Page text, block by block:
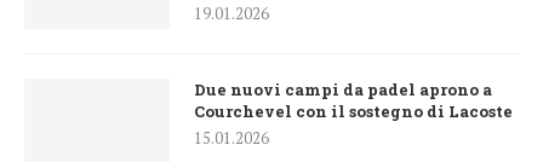
19.01.2026
Due nuovi campi da padel aprono a
Courchevel con il sostegno di Lacoste
15.01.2026